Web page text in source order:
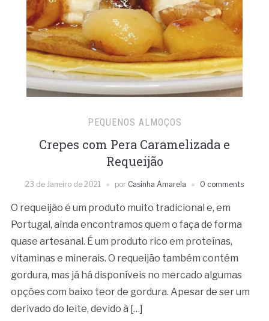
PEQUENOS ALMOÇOS
Crepes com Pera Caramelizada e
Requeijão
23 de Janeiro de 2021 por Casinha Amarela 0 comments
O requeijão é um produto muito tradicional e, em
Portugal, ainda encontramos quem o faça de forma
quase artesanal. É um produto rico em proteínas,
vitaminas e minerais. O requeijão também contém
gordura, mas já há disponíveis no mercado algumas
opções com baixo teor de gordura. Apesar de ser um
derivado do leite, devido à […]